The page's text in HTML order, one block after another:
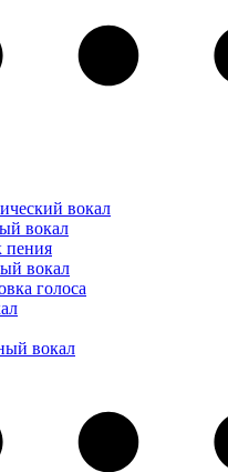
вокал
вокал
пения
вокал
голоса
вокал